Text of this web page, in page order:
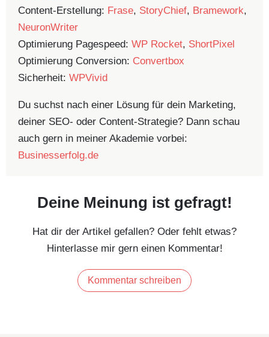
Content-Erstellung: Frase, StoryChief, Bramework,
NeuronWriter
Optimierung Pagespeed: WP Rocket, ShortPixel
Optimierung Conversion: Convertbox
Sicherheit: WPVivid
Du suchst nach einer Lösung für dein Marketing,
deiner SEO- oder Content-Strategie? Dann schau
auch gern in meiner Akademie vorbei:
Businesserfolg.de
Deine Meinung ist gefragt!
Hat dir der Artikel gefallen? Oder fehlt etwas?
Hinterlasse mir gern einen Kommentar!
Kommentar schreiben